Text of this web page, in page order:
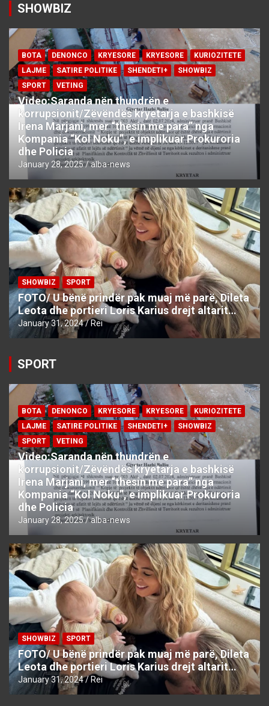
SHOWBIZ
BOTA DENONCO KRYESORE KRYESORE
KURIOZITETE
LAJME
SATIRE POLITIKE SHENDETI+
SHOWBIZ
SPORT
VETING
Video:Saranda nën thundrën e
korrupsionit/Zëvëndës kryetarja e bashkisë
Irena Marjani, mer “thesin me para” nga
Kompania “Kol Noku”, e implikuar Prokuroria
dhe Policia
January 28, 2025 alba-news
SHOWBIZ SPORT
FOTO/ U bënë prindër pak muaj më parë, Dileta
Leota dhe portieri Loris Karius drejt altarit…
January 31, 2024 Rei
SPORT
BOTA DENONCO KRYESORE KRYESORE
KURIOZITETE
LAJME
SATIRE POLITIKE SHENDETI+
SHOWBIZ
SPORT
VETING
Video:Saranda nën thundrën e
korrupsionit/Zëvëndës kryetarja e bashkisë
Irena Marjani, mer “thesin me para” nga
Kompania “Kol Noku”, e implikuar Prokuroria
dhe Policia
January 28, 2025 alba-news
SHOWBIZ SPORT
FOTO/ U bënë prindër pak muaj më parë, Dileta
Leota dhe portieri Loris Karius drejt altarit…
January 31, 2024 Rei